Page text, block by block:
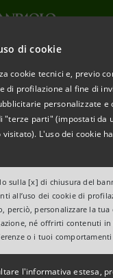
di cookie
cookie tecnici e, previo
di profilazione al fine di
personalizzate e
"terze parti" (impostati da
L'uso dei cookie
sulla [x] di chiusura del
all’uso dei cookie di
perciò, personalizzare la tua
né offrirti contenuti in
o i tuoi
l'informativa estesa,
LA MIA
SANPAOLO
ECCELLENZE
RACCONTANO